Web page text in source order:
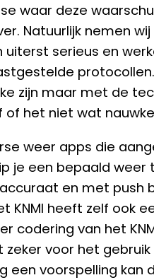
waar deze
Natuurlijk nemen
uiterst serieus en
zijn maar met de
of het niet wat
weer apps die
je een bepaald weer
en met push
KNMI heeft zelf ook
codering van het
voor het gebruik
een voorspelling